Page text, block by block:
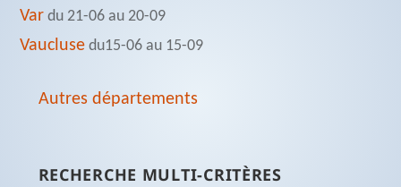
Var du 21-06 au 20-09
Vaucluse du15-06 au 15-09
Autres départements
RECHERCHE MULTI-CRITÈRES